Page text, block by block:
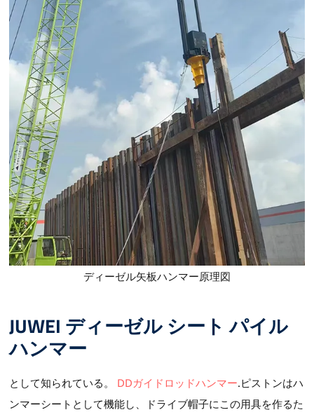
ディーゼル矢板ハンマー原理図
JUWEI ディーゼル シート パイル
ハンマー
として知られている。 DDガイドロッドハンマー.ピストンはハ
ンマーシートとして機能し、ドライブ帽子にこの用具を作るた